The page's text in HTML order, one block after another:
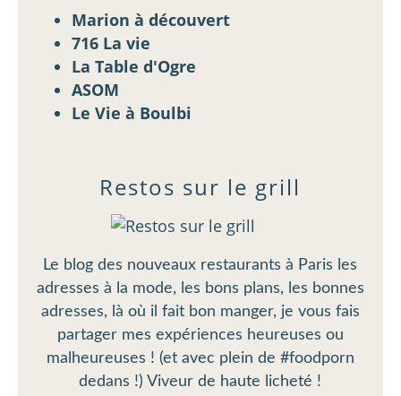
Restos sur le grill
Le blog des nouveaux restaurants à Paris les
adresses à la mode, les bons plans, les bonnes
adresses, là où il fait bon manger, je vous fais
partager mes expériences heureuses ou
malheureuses ! (et avec plein de #foodporn
dedans !) Viveur de haute licheté !
Marion à découvert
716 La vie
La Table d'Ogre
ASOM
Le Vie à Boulbi